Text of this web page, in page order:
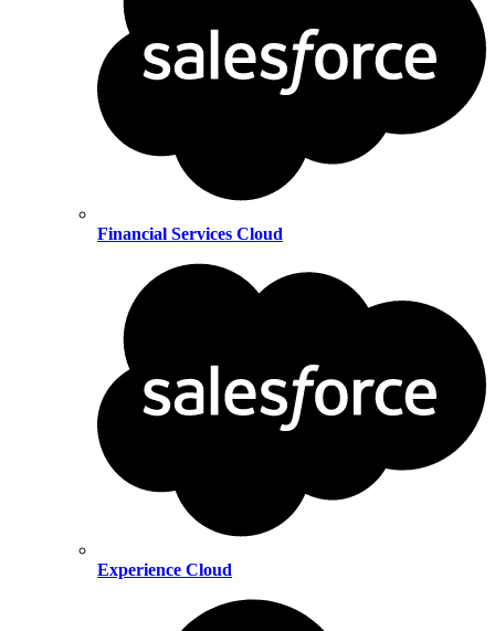
Financial Services Cloud
Experience Cloud